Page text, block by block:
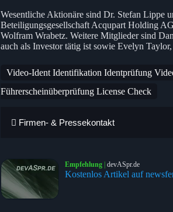
Wesentliche Aktionäre sind Dr. Stefan Lippe
Beteiligungsgesellschaft Acqupart Holding
Wolfram Wrabetz. Weitere Mitglieder sind
auch als Investor tätig ist sowie Evelyn
Video-Ident Identifikation Identprüfung
Führerscheinüberprüfung License Check
Firmen- & Pressekontakt
Empfehlung | devASpr.de
Kostenlos Artikel auf